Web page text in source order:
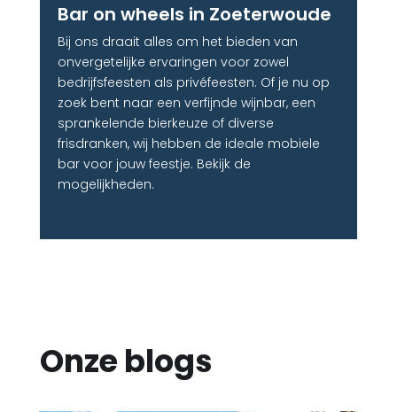
Bar on wheels in Zoeterwoude
Bij ons draait alles om het bieden van
onvergetelijke ervaringen voor zowel
bedrijfsfeesten als privéfeesten. Of je nu op
zoek bent naar een verfijnde wijnbar, een
sprankelende bierkeuze of diverse
frisdranken, wij hebben de ideale mobiele
bar voor jouw feestje. Bekijk de
mogelijkheden.
Onze blogs